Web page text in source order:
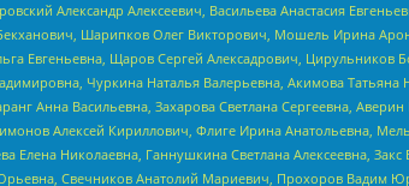
Александр Алексеевич, Васильева Анастасия
Шарипков Олег Викторович, Мошель Ирина
Евгеньевна, Щаров Сергей Алексадрович,
Чуркина Наталья Валерьевна, Акимова
Анна Васильевна, Захарова Светлана Сергеевна,
Алексей Кириллович, Флиге Ирина Анатольевна,
Елена Николаевна, Ганнушкина Светлана Алексеевна,
Свечников Анатолий Мариевич, Прохоров Вадим